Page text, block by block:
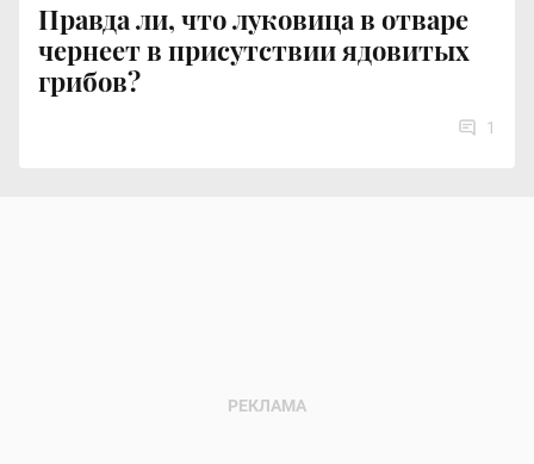
Правда ли, что луковица в отваре
чернеет в присутствии ядовитых
грибов?
1